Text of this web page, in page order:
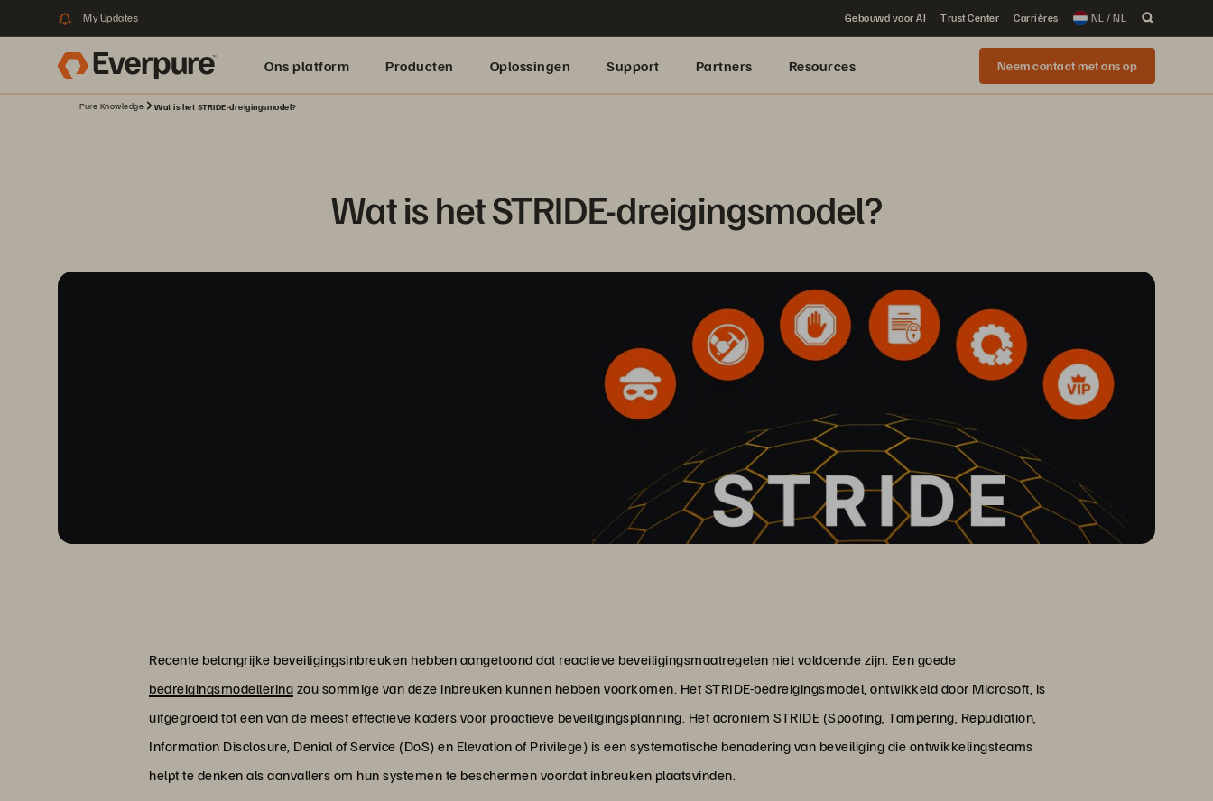
My Updates Gebouwd voor AI Trust Center Carrières NL / NL
Ons platform Producten Oplossingen Support Partners Resources Neem contact met ons op
Pure Knowledge Wat is het STRIDE-dreigingsmodel?
Wat is het STRIDE-dreigingsmodel?
Recente belangrijke beveiligingsinbreuken hebben aangetoond dat reactieve beveiligingsmaatregelen niet voldoende zijn. Een goede
bedreigingsmodellering zou sommige van deze inbreuken kunnen hebben voorkomen. Het STRIDE-bedreigingsmodel, ontwikkeld door Microsoft, is
uitgegroeid tot een van de meest effectieve kaders voor proactieve beveiligingsplanning. Het acroniem STRIDE (Spoofing, Tampering, Repudiation,
Information Disclosure, Denial of Service (DoS) en Elevation of Privilege) is een systematische benadering van beveiliging die ontwikkelingsteams
helpt te denken als aanvallers om hun systemen te beschermen voordat inbreuken plaatsvinden.